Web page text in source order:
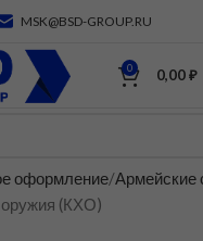
MSK@BSD-GROUP.RU
0 0,00₽
оформление Армейские
оружия (КХО)